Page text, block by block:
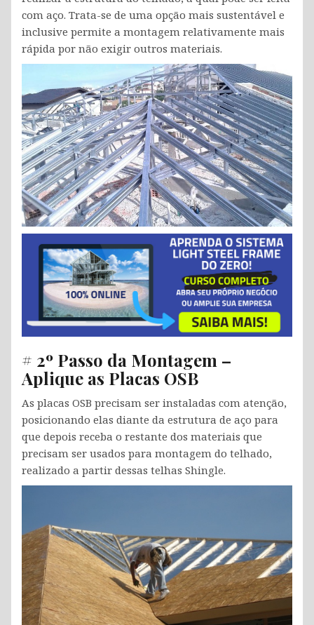
com aço. Trata-se de uma opção mais sustentável e
inclusive permite a montagem relativamente mais
rápida por não exigir outros materiais.
# 2º Passo da Montagem –
Aplique as Placas OSB
As placas OSB precisam ser instaladas com atenção,
posicionando elas diante da estrutura de aço para
que depois receba o restante dos materiais que
precisam ser usados para montagem do telhado,
realizado a partir dessas telhas Shingle.